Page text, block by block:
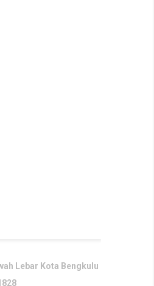
Lebar Kota Bengkulu